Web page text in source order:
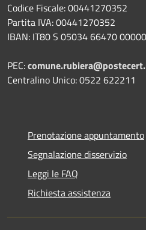
Codice Fiscale: 00441270352
Partita IVA: 00441270352
IBAN: IT80 S 05034 66470
PEC:
Centralino Unico: 0522 622211
Prenotazione appuntamento
Segnalazione disservizio
Leggi le FAQ
Richiesta assistenza